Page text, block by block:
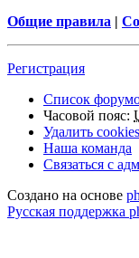
Общие правила |
Регистрация
Список
Часовой пояс:
Удалить
Наша команда
Связаться с
Создано на основе
Русская поддержка